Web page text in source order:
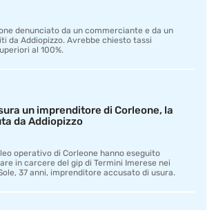
denunciato da un commerciante e da un
da Addiopizzo. Avrebbe chiesto tassi
al 100%.
un imprenditore di Corleone, la
da Addiopizzo
operativo di Corleone hanno eseguito
in carcere del gip di Termini Imerese nei
37 anni, imprenditore accusato di usura.